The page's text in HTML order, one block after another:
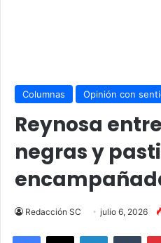
Columnas Opinión con
Reynosa
negras y
Redacción SC julio 6, 2026
Facebook
X LinkedIn